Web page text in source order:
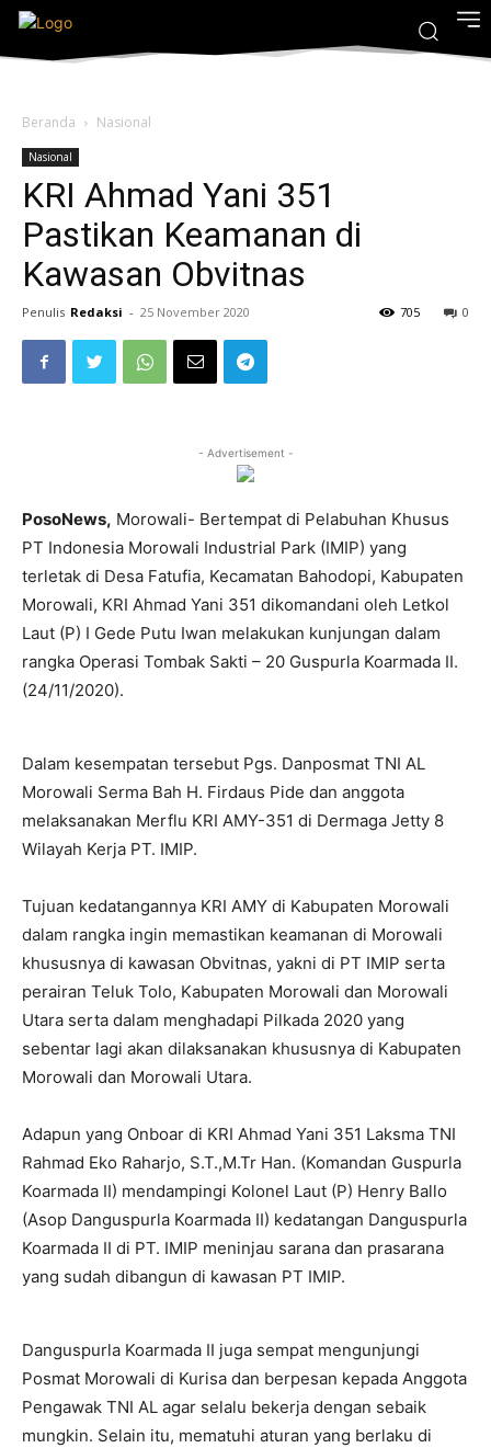
Beranda Nasional
Nasional
KRI Ahmad Yani 351
Pastikan Keamanan di
Kawasan Obvitnas
Penulis Redaksi - 25 November 2020 0
705
- Advertisement -
PosoNews, Morowali- Bertempat di Pelabuhan Khusus
PT Indonesia Morowali Industrial Park (IMIP) yang
terletak di Desa Fatufia, Kecamatan Bahodopi, Kabupaten
Morowali, KRI Ahmad Yani 351 dikomandani oleh Letkol
Laut (P) I Gede Putu Iwan melakukan kunjungan dalam
rangka Operasi Tombak Sakti – 20 Guspurla Koarmada II.
(24/11/2020).
Dalam kesempatan tersebut Pgs. Danposmat TNI AL
Morowali Serma Bah H. Firdaus Pide dan anggota
melaksanakan Merflu KRI AMY-351 di Dermaga Jetty 8
Wilayah Kerja PT. IMIP.
Tujuan kedatangannya KRI AMY di Kabupaten Morowali
dalam rangka ingin memastikan keamanan di Morowali
khususnya di kawasan Obvitnas, yakni di PT IMIP serta
perairan Teluk Tolo, Kabupaten Morowali dan Morowali
Utara serta dalam menghadapi Pilkada 2020 yang
sebentar lagi akan dilaksanakan khususnya di Kabupaten
Morowali dan Morowali Utara.
Adapun yang Onboar di KRI Ahmad Yani 351 Laksma TNI
Rahmad Eko Raharjo, S.T.,M.Tr Han. (Komandan Guspurla
Koarmada II) mendampingi Kolonel Laut (P) Henry Ballo
(Asop Danguspurla Koarmada II) kedatangan Danguspurla
Koarmada II di PT. IMIP meninjau sarana dan prasarana
yang sudah dibangun di kawasan PT IMIP.
Danguspurla Koarmada II juga sempat mengunjungi
Posmat Morowali di Kurisa dan berpesan kepada Anggota
Pengawak TNI AL agar selalu bekerja dengan sebaik
mungkin. Selain itu, mematuhi aturan yang berlaku di